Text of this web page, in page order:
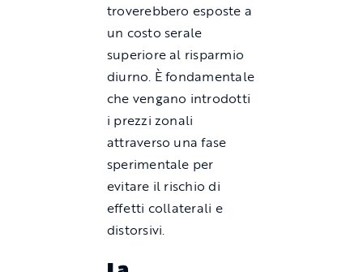
troverebbero esposte a
un costo serale
superiore al risparmio
diurno. È fondamentale
che vengano introdotti
i prezzi zonali
attraverso una fase
sperimentale per
evitare il rischio di
effetti collaterali e
distorsivi.